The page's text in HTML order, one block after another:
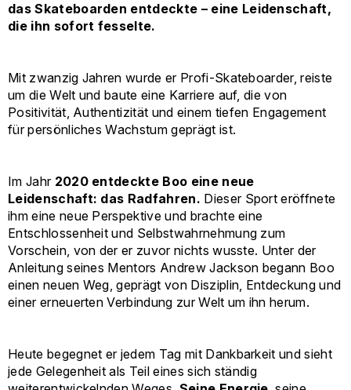
das Skateboarden entdeckte – eine Leidenschaft,
die ihn sofort fesselte.
Mit zwanzig Jahren wurde er Profi-Skateboarder, reiste
um die Welt und baute eine Karriere auf, die von
Positivität, Authentizität und einem tiefen Engagement
für persönliches Wachstum geprägt ist.
Im Jahr2020 entdeckte Boo eine neue
Leidenschaft: das Radfahren. Dieser Sport eröffnete
ihm eine neue Perspektive und brachte eine
Entschlossenheit und Selbstwahrnehmung zum
Vorschein, von der er zuvor nichts wusste. Unter der
Anleitung seines Mentors Andrew Jackson begann Boo
einen neuen Weg, geprägt von Disziplin, Entdeckung und
einer erneuerten Verbindung zur Welt um ihn herum.
Heute begegnet er jedem Tag mit Dankbarkeit und sieht
jede Gelegenheit als Teil eines sich ständig